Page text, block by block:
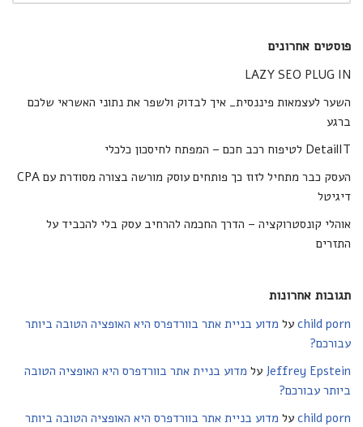
פוסטים אחרונים
LAZY SEO PLUG IN
השער לעצמאות פיננסית_ איך לבדוק ולשפר את נתוני האשראי שלכם
ברגע
DetailIT לטיפוח רכב חכם – המפתח לחיסכון כלכלי
העסק כבר מתחיל לזוז כך פותחים עוסק מורשה בצורה מסודרת עם CPA
דיגיטל
אוהלי קונסטרוקציה – הדרך החכמה להרחיב עסק בלי להכביד על
התזרים
תגובות אחרונות
child porn על מדוע בניית אתר בוורדפרס היא האופציה הטובה ביותר
עבורכם?
Jeffrey Epstein על מדוע בניית אתר בוורדפרס היא האופציה הטובה
ביותר עבורכם?
child porn על מדוע בניית אתר בוורדפרס היא האופציה הטובה ביותר